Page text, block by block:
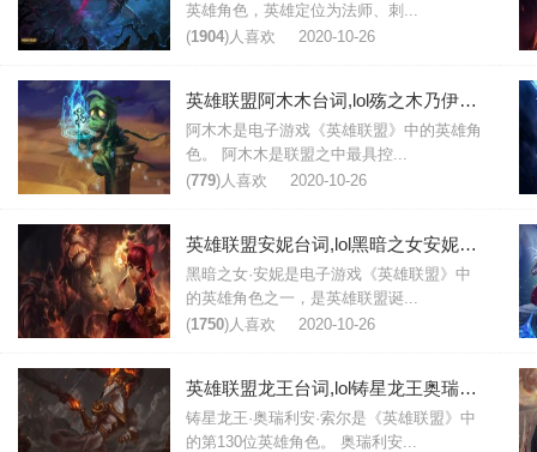
英雄角色，英雄定位为法师、刺...
(1904)人喜欢 2020-10-26
英雄联盟阿木木台词,lol殇之木乃伊阿木木台词大全
阿木木是电子游戏《英雄联盟》中的英雄角
色。 阿木木是联盟之中最具控...
(779)人喜欢 2020-10-26
英雄联盟安妮台词,lol黑暗之女安妮台词大全
黑暗之女·安妮是电子游戏《英雄联盟》中
的英雄角色之一，是英雄联盟诞...
(1750)人喜欢 2020-10-26
英雄联盟龙王台词,lol铸星龙王奥瑞利安索尔台词大全
铸星龙王·奥瑞利安·索尔是《英雄联盟》中
的第130位英雄角色。 奥瑞利安...